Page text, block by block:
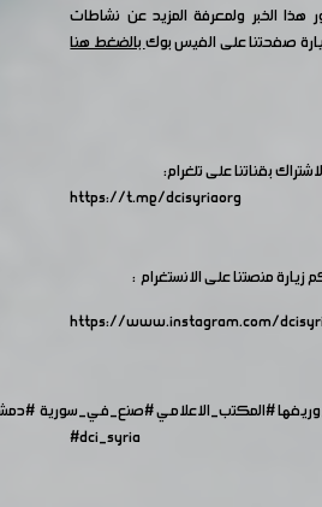
هذا الخبر ولمعرفة المزيد عن نشاطات
صفحتنا على الفيس بوكبالضغط هنا
بقناتنا على تلغرام:
https://t.me/dcisyriaorg
زيارة منصتنا على الانستغرام :
https://www.instagram.com/
#المكتب_الاعلامي#صنع_في_سورية
#dci_syria